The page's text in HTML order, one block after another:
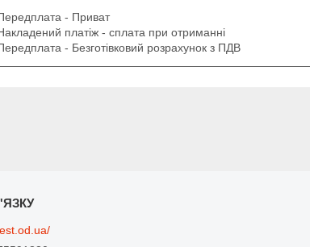
- Приват
платіж - сплата при отриманні
- Безготівковий розрахунок з ПДВ